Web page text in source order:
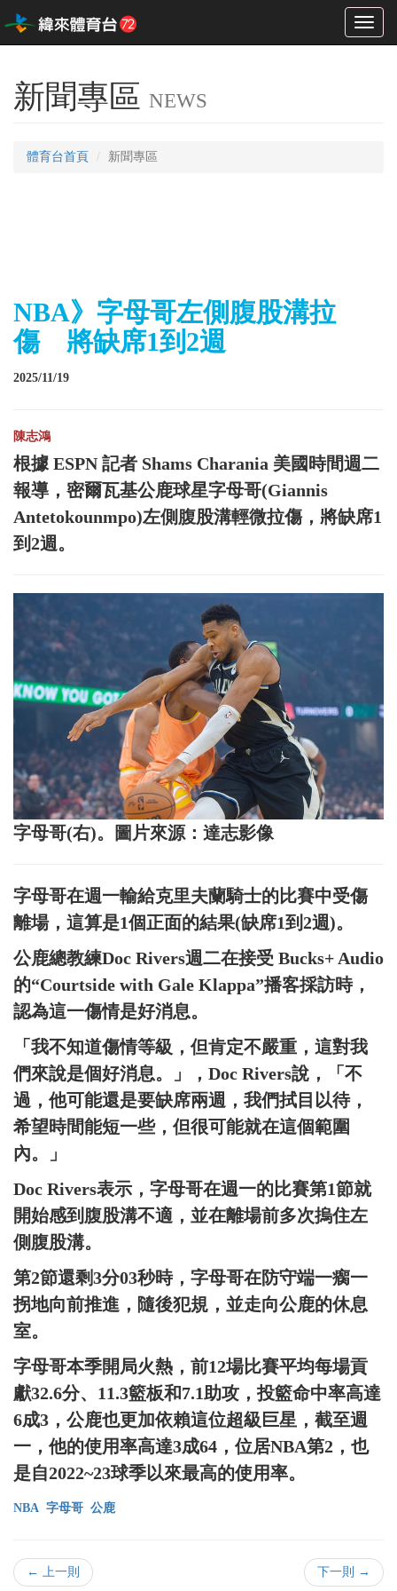
Toggle
新聞專區 NEWS
體育台首頁 新聞專區
NBA》字母哥左側腹股溝拉
傷 將缺席1到2週
2025/11/19
陳志鴻
根據 ESPN 記者 Shams Charania 美國時間週二
報導，密爾瓦基公鹿球星字母哥(Giannis
Antetokounmpo)左側腹股溝輕微拉傷，將缺席1
到2週。
字母哥(右)。圖片來源：達志影像
字母哥在週一輸給克里夫蘭騎士的比賽中受傷
離場，這算是1個正面的結果(缺席1到2週)。
公鹿總教練Doc Rivers週二在接受 Bucks+ Audio
的“Courtside with Gale Klappa”播客採訪時，
認為這一傷情是好消息。
「我不知道傷情等級，但肯定不嚴重，這對我
們來說是個好消息。」，Doc Rivers說，「不
過，他可能還是要缺席兩週，我們拭目以待，
希望時間能短一些，但很可能就在這個範圍
內。」
Doc Rivers表示，字母哥在週一的比賽第1節就
開始感到腹股溝不適，並在離場前多次摀住左
側腹股溝。
第2節還剩3分03秒時，字母哥在防守端一瘸一
拐地向前推進，隨後犯規，並走向公鹿的休息
室。
字母哥本季開局火熱，前12場比賽平均每場貢
獻32.6分、11.3籃板和7.1助攻，投籃命中率高達
6成3，公鹿也更加依賴這位超級巨星，截至週
一，他的使用率高達3成64，位居NBA第2，也
是自2022~23球季以來最高的使用率。
NBA 字母哥 公鹿
← 上一則 下一則 →